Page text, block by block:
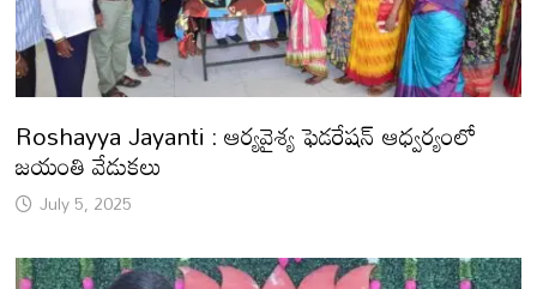
Roshayya Jayanti : ఆర్యవైశ్య ఫెడరేషన్ ఆధ్వర్యంలో
జయంతి వేడుకలు
July 5, 2025